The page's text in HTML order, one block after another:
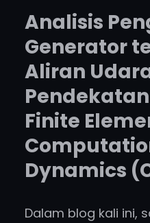
Analisis
Generator
Aliran
Finite
Dynamics
Dalam blog kali ini,